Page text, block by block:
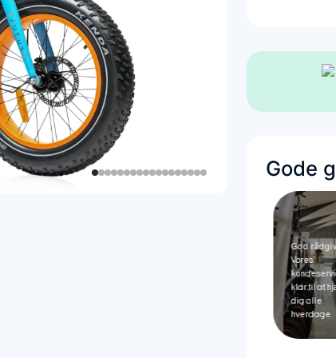
Gode
God
Vores
klar til at
dig alle
hverdage.